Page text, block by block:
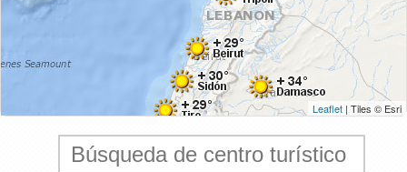
Leaflet | Tiles © Esri